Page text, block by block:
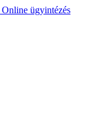
Online ügyintézés